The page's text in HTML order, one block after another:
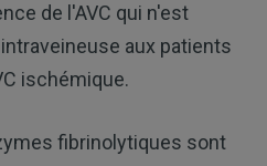
de l'AVC qui n'est
aux patients
ischémique.
fibrinolytiques sont